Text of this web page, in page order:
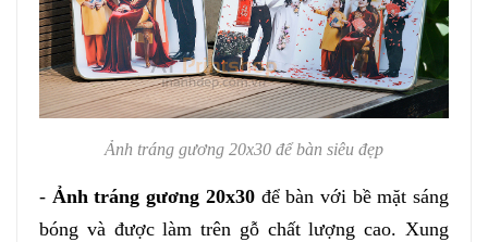
Ảnh tráng gương 20x30 để bàn siêu đẹp
- Ảnh tráng gương 20x30 để bàn với bề mặt sáng
bóng và được làm trên gỗ chất lượng cao. Xung